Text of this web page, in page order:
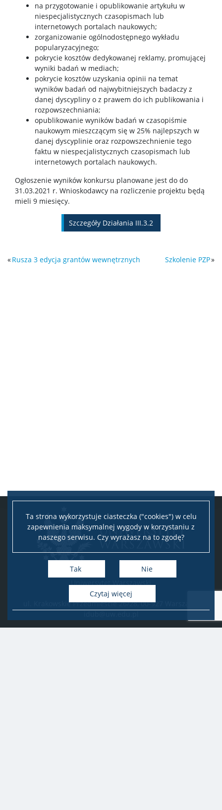
Ta strona wykorzystuje ciasteczka ("cookies") w celu
zapewnienia maksymalnej wygody w korzystaniu z
naszego serwisu. Czy wyrażasz na to zgodę?
Tak Nie
Czytaj więcej
na przygotowanie i opublikowanie artykułu w
niespecjalistycznych czasopismach lub
internetowych portalach naukowych;
zorganizowanie ogólnodostępnego wykładu
popularyzacyjnego;
pokrycie kosztów dedykowanej reklamy, promującej
wyniki badań w mediach;
pokrycie kosztów uzyskania opinii na temat
wyników badań od najwybitniejszych badaczy z
danej dyscypliny o z prawem do ich publikowania i
rozpowszechniania;
opublikowanie wyników badań w czasopiśmie
naukowym mieszczącym się w 25% najlepszych w
danej dyscyplinie oraz rozpowszechnienie tego
faktu w niespecjalistycznych czasopismach lub
internetowych portalach naukowych.
Ogłoszenie wyników konkursu planowane jest do do
31.03.2021 r. Wnioskodawcy na rozliczenie projektu będą
mieli 9 miesięcy.
Szczegóły Działania III.3.2
«Rusza 3 edycja grantów wewnętrznych Szkolenie PZP»
Uniwersytet Warszawski
Biuro Obsługi Badań
ul. Krakowskie Przedmieście 26/28, 00-927 Warszawa